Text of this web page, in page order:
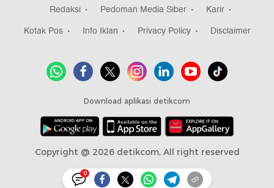
0
Redaksi Pedoman Media Siber
Karir
Kotak Pos
Info Iklan Privacy Policy Disclaimer
Download aplikasi detikcom
Copyright @ 2026 detikcom, All right reserved